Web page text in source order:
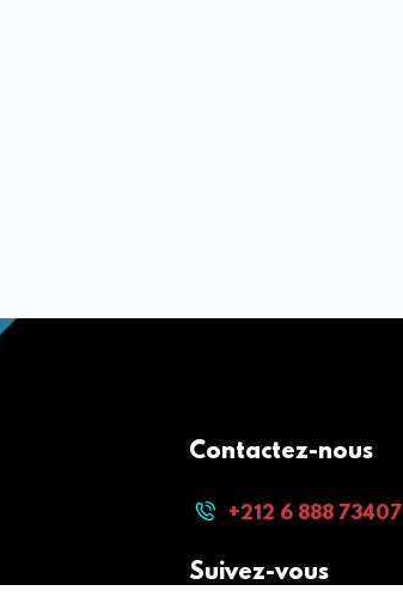
Contactez-nous
+212 6 888 73407
Suivez-vous